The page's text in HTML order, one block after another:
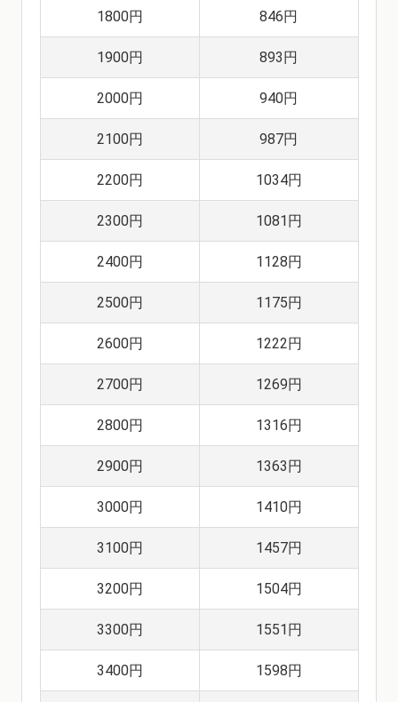
1800円 846円
1900円 893円
2000円 940円
2100円 987円
2200円 1034円
2300円 1081円
2400円 1128円
2500円 1175円
2600円 1222円
2700円 1269円
2800円 1316円
2900円 1363円
3000円 1410円
3100円 1457円
3200円 1504円
3300円 1551円
3400円 1598円